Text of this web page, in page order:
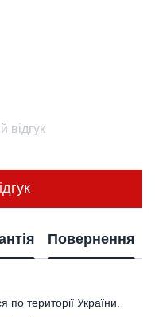
відгук
Повернення
по території України.